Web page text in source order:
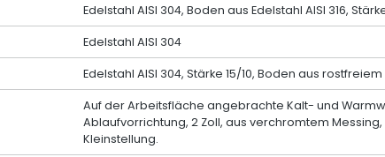
Edelstahl AISI 304, Boden aus Edelstahl AISI 316,
Edelstahl AISI 304
Edelstahl AISI 304, Stärke 15/10, Boden aus rostfreiem
Auf der Arbeitsfläche angebrachte Kalt- und
Ablaufvorrichtung, 2 Zoll, aus verchromtem
Kleinstellung.